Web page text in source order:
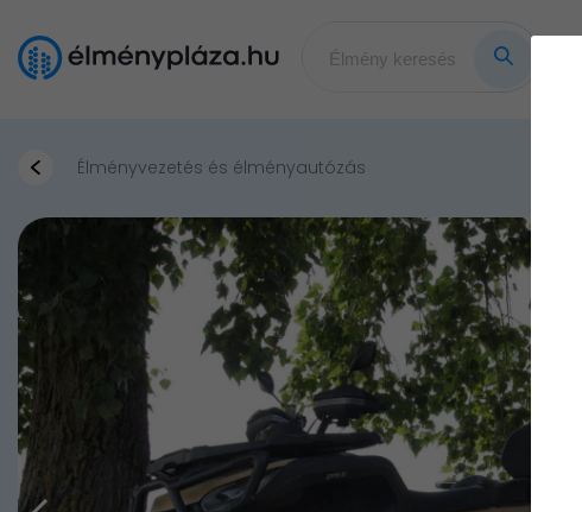
Élményvezetés és élményautózás